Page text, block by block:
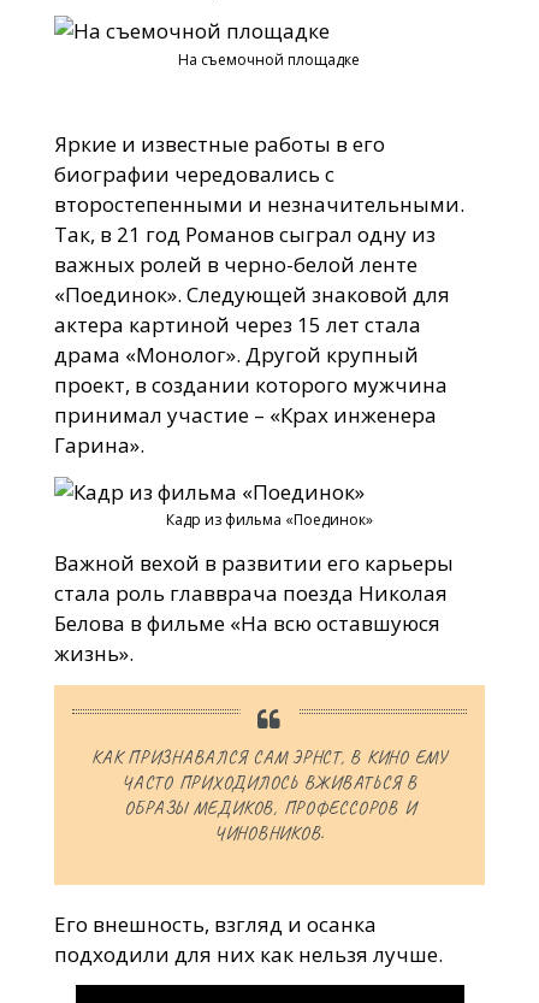
На съемочной площадке
Яркие и известные работы в его
биографии чередовались с
второстепенными и незначительными.
Так, в 21 год Романов сыграл одну из
важных ролей в черно-белой ленте
«Поединок». Следующей знаковой для
актера картиной через 15 лет стала
драма «Монолог». Другой крупный
проект, в создании которого мужчина
принимал участие – «Крах инженера
Гарина».
Кадр из фильма «Поединок»
Важной вехой в развитии его карьеры
стала роль главврача поезда Николая
Белова в фильме «На всю оставшуюся
жизнь».
КАК ПРИЗНАВАЛСЯ САМ ЭРНСТ, В КИНО ЕМУ
ЧАСТО ПРИХОДИЛОСЬ ВЖИВАТЬСЯ В
ОБРАЗЫ МЕДИКОВ, ПРОФЕССОРОВ И
ЧИНОВНИКОВ.
Его внешность, взгляд и осанка
подходили для них как нельзя лучше.